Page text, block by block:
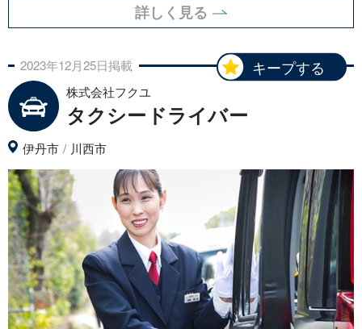
詳しく見る
キープする
2023年12月25日掲載
株式会社フクユ
タクシードライバー
伊丹市 川西市